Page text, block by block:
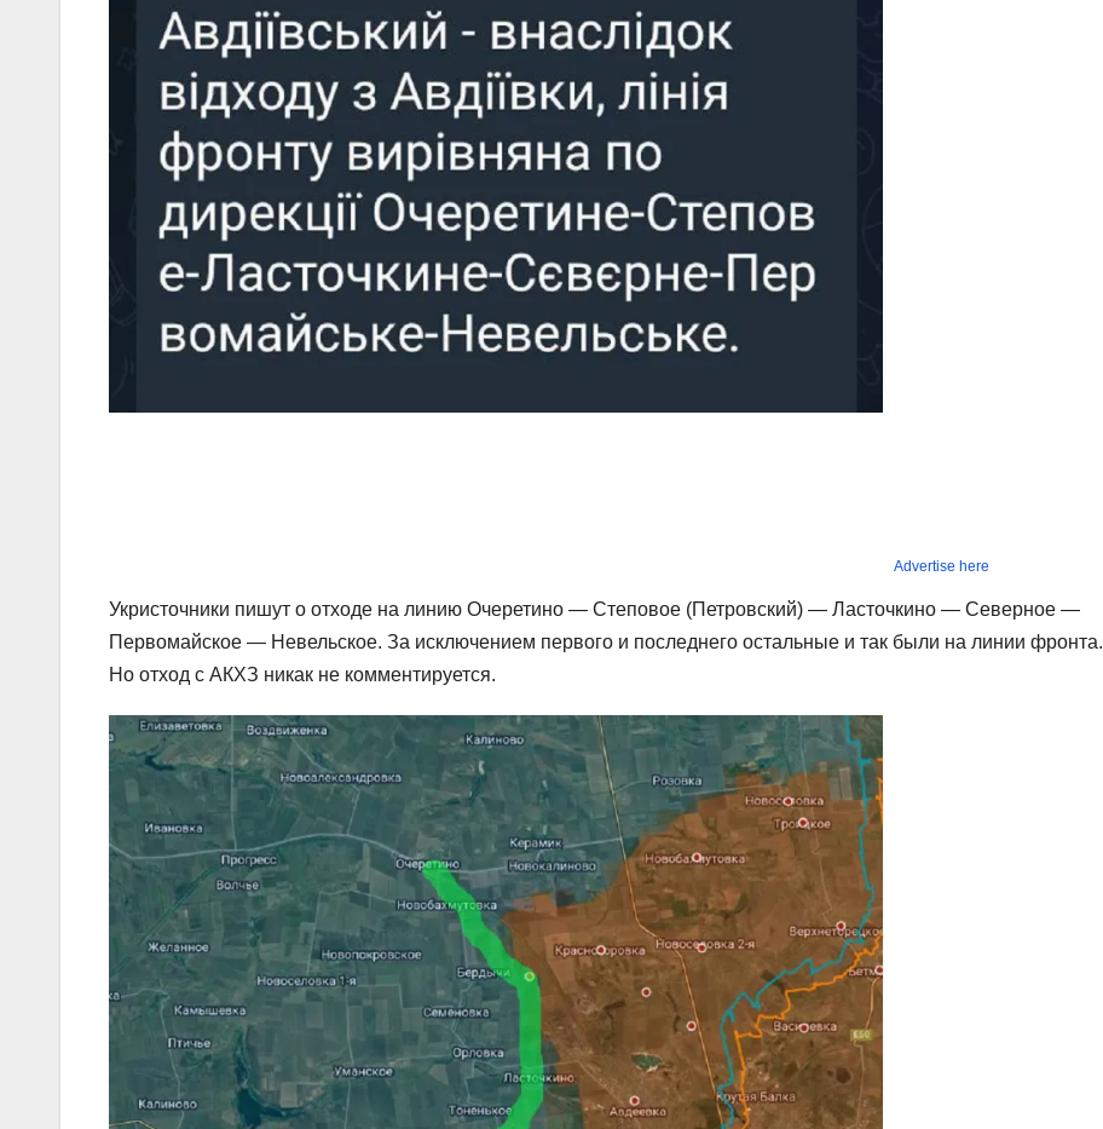
Advertise here
Укристочники пишут о отходе на линию Очеретино — Степовое (Петровский) — Ласточкино — Северное —
Первомайское — Невельское. За исключением первого и последнего остальные и так были на линии фронта.
Но отход с АКХЗ никак не комментируется.